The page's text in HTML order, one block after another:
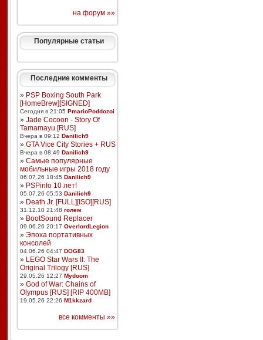
на форум »»
Популярные статьи
Последние комменты
» PSP Boxing South Park
[HomeBrew][SIGNED]
Сегодня в 21:05 PmarioPoddozoi
» Jade Cocoon - Story Of
Tamamayu [RUS]
Вчера в 09:12 Danilich9
» GTA Vice City Stories + RUS
Вчера в 08:49 Danilich9
» Самые популярные
мобильные игры 2018 году
06.07.26 18:45 Danilich9
» PSPinfo 10 лет!
05.07.26 05:53 Danilich9
» Death Jr. [FULL][ISO][RUS]
31.12.10 21:48 голем
» BootSound Replacer
09.06.26 20:17 OverlordLegion
» Эпоха портативных
консолей
04.06.26 04:47 DOG83
» LEGO Star Wars II: The
Original Trilogy [RUS]
29.05.26 12:27 Mydoom
» God of War: Chains of
Olympus [RUS] [RIP 400MB]
19.05.26 22:26 M1kkzard
все комменты »»